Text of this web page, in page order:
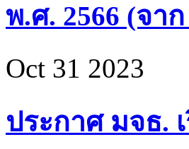
พ.ศ. 2566 (จา
Oct 31 2023
ประกาศ มจธ.